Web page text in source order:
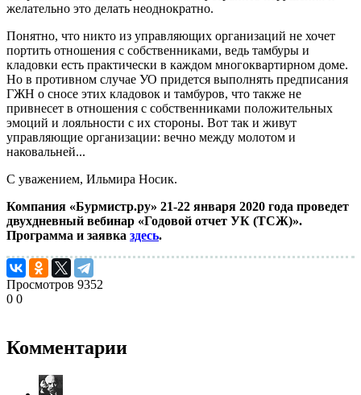
желательно это делать неоднократно.
Понятно, что никто из управляющих организаций не хочет
портить отношения с собственниками, ведь тамбуры и
кладовки есть практически в каждом многоквартирном доме.
Но в противном случае УО придется выполнять предписания
ГЖН о сносе этих кладовок и тамбуров, что также не
привнесет в отношения с собственниками положительных
эмоций и лояльности с их стороны. Вот так и живут
управляющие организации: вечно между молотом и
наковальней...
С уважением, Ильмира Носик.
Компания «Бурмистр.ру» 21-22 января 2020 года проведет
двухдневный вебинар «Годовой отчет УК (ТСЖ)».
Программа и заявка здесь.
Просмотров 9352
0 0
Комментарии